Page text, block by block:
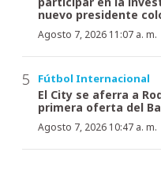
nuevo presidente
Agosto 7, 2026 11:07 a. m.
Fútbol Internacional
El City se aferra a
primera oferta del
Agosto 7, 2026 10:47 a. m.